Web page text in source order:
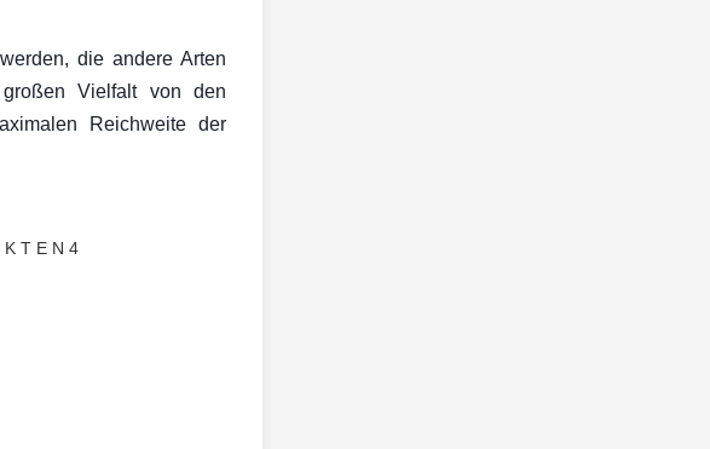
die andere Arten
Vielfalt von den
Reichweite der
T E N 4